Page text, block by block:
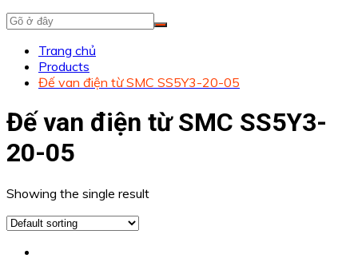
Trang chủ
Products
Đế van điện từ SMC SS5Y3-20-05
Đế van điện từ SMC SS5Y3-
20-05
Showing the single result